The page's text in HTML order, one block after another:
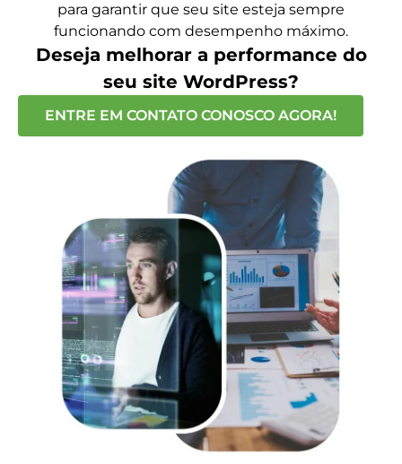
para garantir que seu site esteja sempre
funcionando com desempenho máximo.
Deseja melhorar a performance do
seu site WordPress?
ENTRE EM CONTATO CONOSCO AGORA!